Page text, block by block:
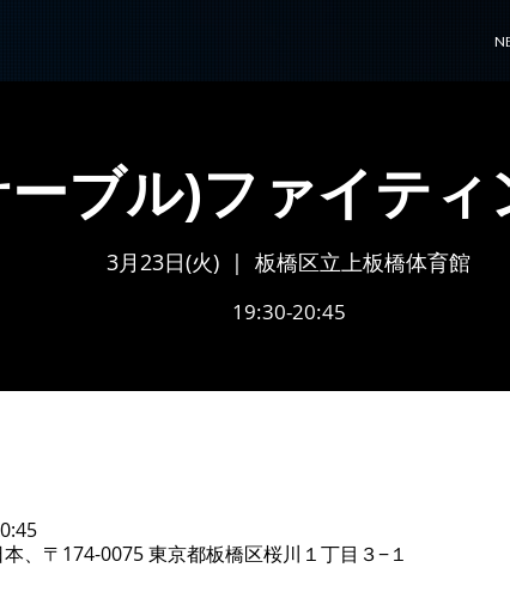
ブル)ファイティ
3月23日(火)
  |
板橋区立上板橋体育館
19:30-20:45
、〒174-0075 東京都板橋区桜川１丁目３−１